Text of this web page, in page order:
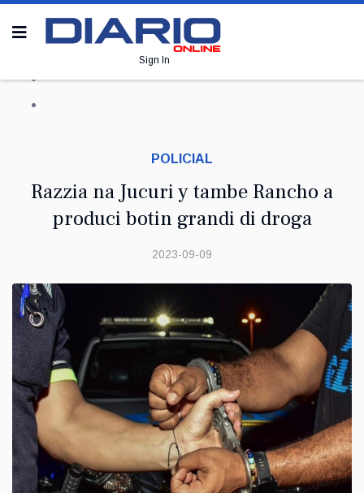
Sign In
POLICIAL
Razzia na Jucuri y tambe Rancho a
produci botin grandi di droga
2023-09-09